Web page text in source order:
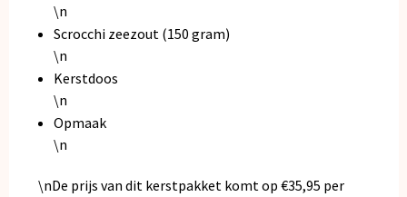
\n
Scrocchi zeezout (150 gram)
\n
Kerstdoos
\n
Opmaak
\n
\nDe prijs van dit kerstpakket komt op €35,95 per